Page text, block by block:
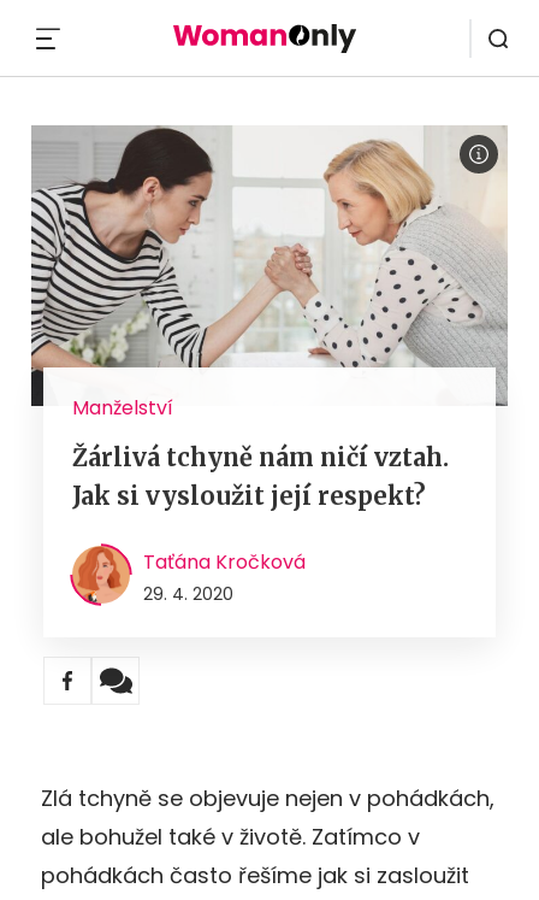
Manželství
Žárlivá tchyně nám ničí vztah.
Jak si vysloužit její respekt?
Taťána Kročková
29. 4. 2020
Zlá tchyně se objevuje nejen v pohádkách,
ale bohužel také v životě. Zatímco v
pohádkách často řešíme jak si zasloužit